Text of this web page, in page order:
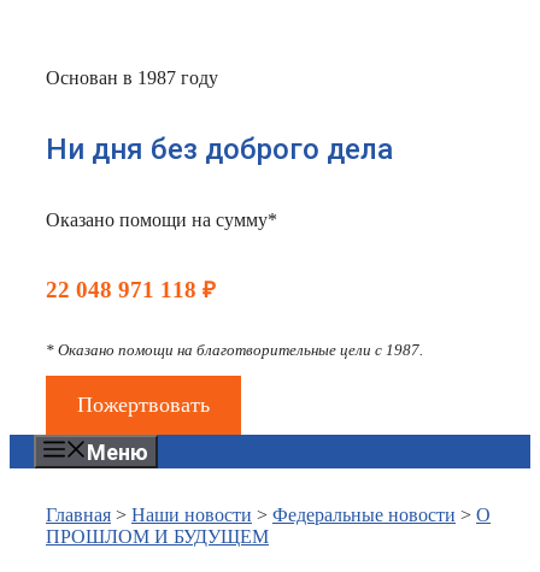
Основан в 1987 году
Ни дня без доброго дела
Оказано помощи на сумму*
22 048 971 118 ₽
* Оказано помощи на благотворительные цели с 1987.
Пожертвовать
Меню
Главная > Наши новости > Федеральные новости > О
ПРОШЛОМ И БУДУЩЕМ